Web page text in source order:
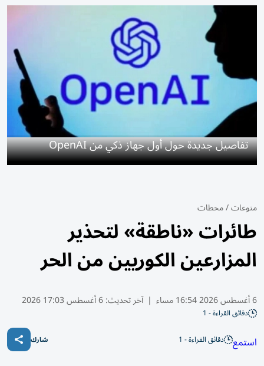
تفاصيل جديدة حول أول جهاز ذكي من OpenAI
منوعات/محطات
طائرات «ناطقة» لتحذير
المزارعين الكوريين من الحر
6 أغسطس 2026 16:54 مساء | آخر تحديث:6 أغسطس 17:03 2026
دقائق القراءة - 1
استمع دقائق القراءة - 1 شارك